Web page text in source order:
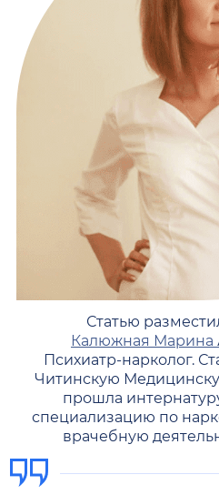
Статью
Калюжная Марина
Психиатр-нарколог.
Читинскую
прошла
специализацию по
врачебную